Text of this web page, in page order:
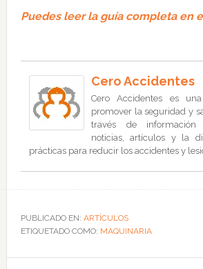
Puedes leer la guía completa en
Cero Accidentes
Cero Accidentes es
promover la seguridad y
través de información
noticias, artículos y la
prácticas para reducir los accidentes y
PUBLICADO EN: ARTÍCULOS
ETIQUETADO COMO: MAQUINARIA